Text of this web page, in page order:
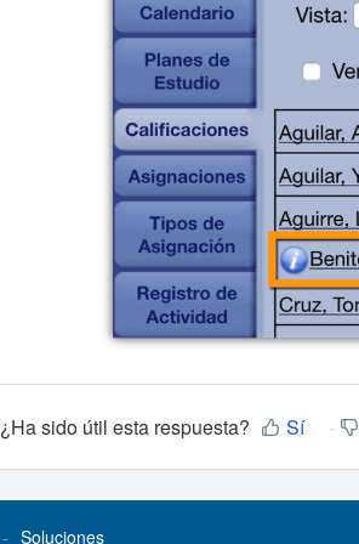
¿Ha sido útil esta respuesta? Sí
Soluciones